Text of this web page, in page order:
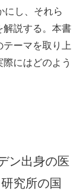
にし、それら
解説する。本書
ーマを取り上
にはどのよう
ン出身の医
究所の国